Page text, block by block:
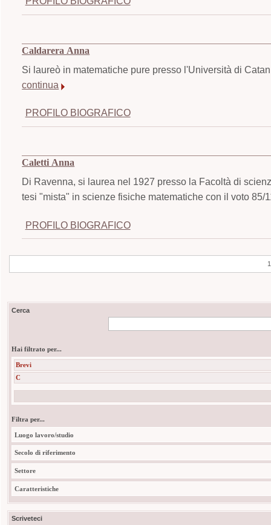
Caldarera Anna
Si laureò in matematiche pure presso l'Università di
continua
PROFILO BIOGRAFICO
Caletti Anna
Di Ravenna, si laurea nel 1927 presso la Facoltà di
tesi "mista" in scienze fisiche matematiche con il voto 85/
PROFILO BIOGRAFICO
1
Cerca
Hai filtrato per...
Brevi
C
Filtra per...
Luogo lavoro/studio
Secolo di riferimento
Settore
Caratteristiche
Scriveteci